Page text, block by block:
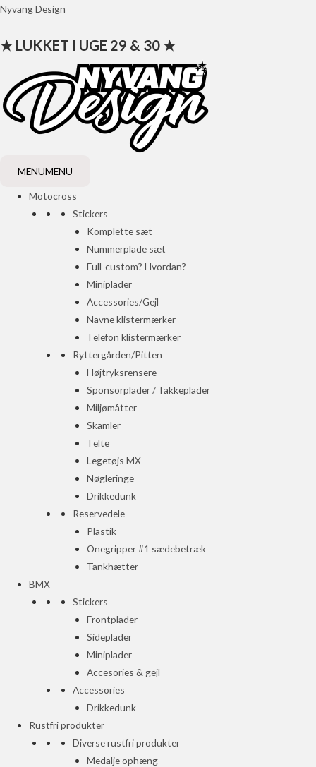
Gå
indholdet
Nyvang Design
★ LUKKET I UGE 29 & 30 ★
MENUMENU
Motocross
Stickers
Komplette sæt
Nummerplade sæt
Full-custom? Hvordan?
Miniplader
Accessories/Gejl
Navne klistermærker
Telefon klistermærker
Ryttergården/Pitten
Højtryksrensere
Sponsorplader / Takkeplader
Miljømåtter
Skamler
Telte
Legetøjs MX
Nøgleringe
Drikkedunk
Reservedele
Plastik
Onegripper #1 sædebetræk
Tankhætter
BMX
Stickers
Frontplader
Sideplader
Miniplader
Accesories & gejl
Accessories
Drikkedunk
Rustfri produkter
Diverse rustfri produkter
Medalje ophæng